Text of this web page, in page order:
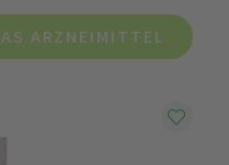
ARZNEIMITTEL